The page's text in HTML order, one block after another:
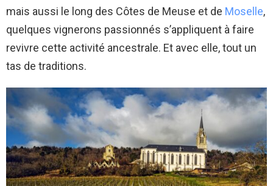
mais aussi le long des Côtes de Meuse et de Moselle,
quelques vignerons passionnés s’appliquent à faire
revivre cette activité ancestrale. Et avec elle, tout un
tas de traditions.